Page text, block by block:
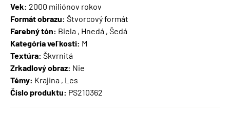
Vek: 2000 miliónov rokov
Formát obrazu: Štvorcový formát
Farebný tón: Biela , Hnedá , Šedá
Kategória veľkosti: M
Textúra: Škvrnitá
Zrkadlový obraz: Nie
Témy: Krajina , Les
Číslo produktu: PS210362